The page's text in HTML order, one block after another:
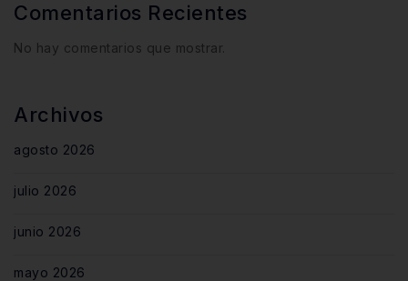
Comentarios Recientes
No hay comentarios que mostrar.
Archivos
agosto 2026
julio 2026
junio 2026
mayo 2026